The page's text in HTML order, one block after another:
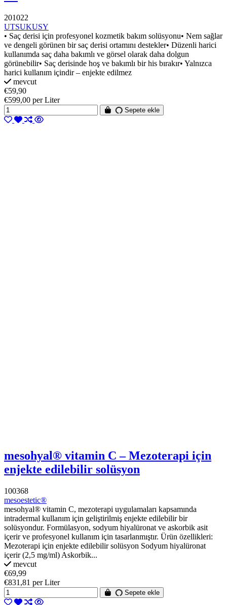
201022
UTSUKUSY
• Saç derisi için profesyonel kozmetik bakım solüsyonu• Nem sağlar
ve dengeli görünen bir saç derisi ortamını destekler• Düzenli harici
kullanımda saç daha bakımlı ve görsel olarak daha dolgun
görünebilir• Saç derisinde hoş ve bakımlı bir his bırakır• Yalnızca
harici kullanım içindir – enjekte edilmez
mevcut
€59,90
€599,00 per Liter
Sepete ekle
mesohyal® vitamin C – Mezoterapi için
enjekte edilebilir solüsyon
100368
mesoestetic®
mesohyal® vitamin C, mezoterapi uygulamaları kapsamında
intradermal kullanım için geliştirilmiş enjekte edilebilir bir
solüsyondur. Formülasyon, sodyum hiyalüronat ve askorbik asit
içerir ve profesyonel kullanım için tasarlanmıştır. Ürün özellikleri:
Mezoterapi için enjekte edilebilir solüsyon Sodyum hiyalüronat
içerir (2,5 mg/ml) Askorbik...
mevcut
€69,99
€831,81 per Liter
Sepete ekle